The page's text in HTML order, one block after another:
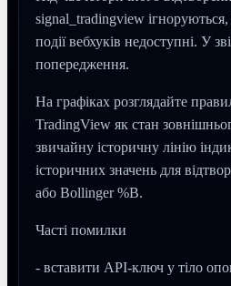
signal_tradingview
події вебхуків недоступні. У
попередження.
На графіках розглядайте
TradingView як стан
звичайну історичну лінію
історичних значень для
або Bollinger %B.
Часті помилки
- вставити API-ключ у тіло